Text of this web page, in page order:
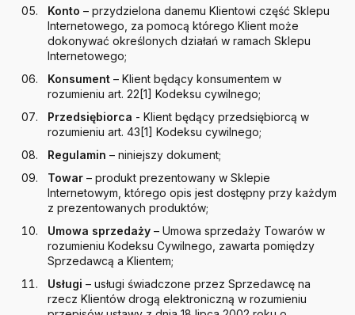
Konto – przydzielona danemu Klientowi część Sklepu
Internetowego, za pomocą którego Klient może
dokonywać określonych działań w ramach Sklepu
Internetowego;
Konsument – Klient będący konsumentem w
rozumieniu art. 22[1] Kodeksu cywilnego;
Przedsiębiorca - Klient będący przedsiębiorcą w
rozumieniu art. 43[1] Kodeksu cywilnego;
Regulamin – niniejszy dokument;
Towar – produkt prezentowany w Sklepie
Internetowym, którego opis jest dostępny przy każdym
z prezentowanych produktów;
Umowa sprzedaży – Umowa sprzedaży Towarów w
rozumieniu Kodeksu Cywilnego, zawarta pomiędzy
Sprzedawcą a Klientem;
Usługi – usługi świadczone przez Sprzedawcę na
rzecz Klientów drogą elektroniczną w rozumieniu